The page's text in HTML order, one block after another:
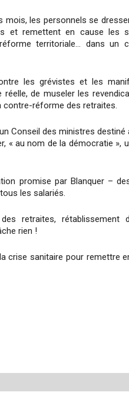
mois, les personnels se
et remettent en cause les
territoriale… dans un
les grévistes et les
réelle, de museler les
contre-réforme des retraites.
Conseil des ministres
« au nom de la démocratie »,
promise par Blanquer –
les salariés.
retraites, rétablissement
rien !
crise sanitaire pour remettre